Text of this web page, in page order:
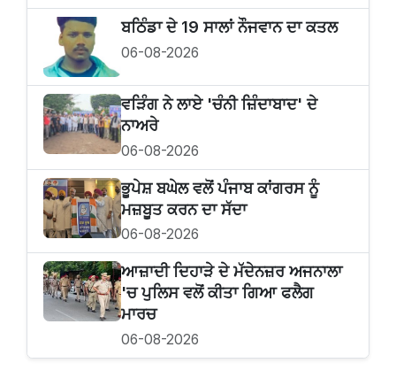
ਬਠਿੰਡਾ ਦੇ 19 ਸਾਲਾਂ ਨੌਜਵਾਨ ਦਾ ਕਤਲ
06-08-2026
ਵੜਿੰਗ ਨੇ ਲਾਏ 'ਚੰਨੀ ਜ਼ਿੰਦਾਬਾਦ' ਦੇ
ਨਾਅਰੇ
06-08-2026
ਭੂਪੇਸ਼ ਬਘੇਲ ਵਲੋਂ ਪੰਜਾਬ ਕਾਂਗਰਸ ਨੂੰ
ਮਜ਼ਬੂਤ ਕਰਨ ਦਾ ਸੱਦਾ
06-08-2026
ਆਜ਼ਾਦੀ ਦਿਹਾੜੇ ਦੇ ਮੱਦੇਨਜ਼ਰ ਅਜਨਾਲਾ
'ਚ ਪੁਲਿਸ ਵਲੋਂ ਕੀਤਾ ਗਿਆ ਫਲੈਗ
ਮਾਰਚ
06-08-2026